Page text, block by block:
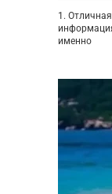
1.
именно